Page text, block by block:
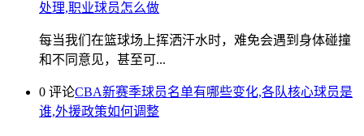
处理,职业球员怎么做
每当我们在篮球场上挥洒汗水时，难免会遇到身体碰撞
和不同意见，甚至可...
0 评论CBA新赛季球员名单有哪些变化,各队核心球员是
谁,外援政策如何调整